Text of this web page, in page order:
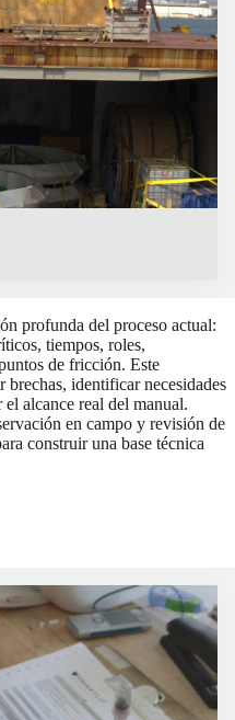
profunda del proceso actual:
tiempos, roles,
de fricción. Este
brechas, identificar necesidades
alcance real del manual.
en campo y revisión de
construir una base técnica